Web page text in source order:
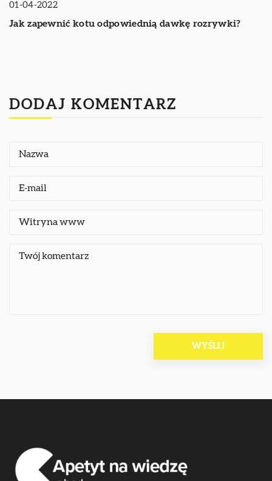
01-04-2022
Jak zapewnić kotu odpowiednią dawkę rozrywki?
DODAJ KOMENTARZ